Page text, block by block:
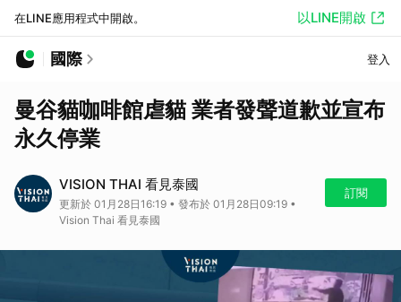
在LINE應用程式中開啟。 以LINE開啟
國際 登入
曼谷貓咖啡館虐貓 業者發聲道歉並宣布
永久停業
VISION THAI 看見泰國
更新於 01月28日16:19 • 發布於 01月28日09:19 •
Vision Thai 看見泰國
訂閱